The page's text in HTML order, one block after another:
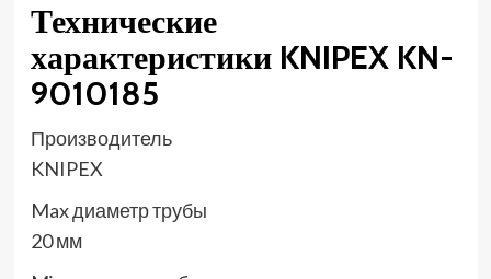
Технические
характеристики KNIPEX KN-
9010185
Производитель
KNIPEX
Max диаметр трубы
20 мм